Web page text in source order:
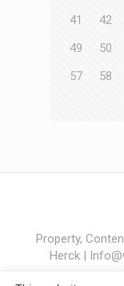
41
42
49
50
57
58
Property,
Herck |